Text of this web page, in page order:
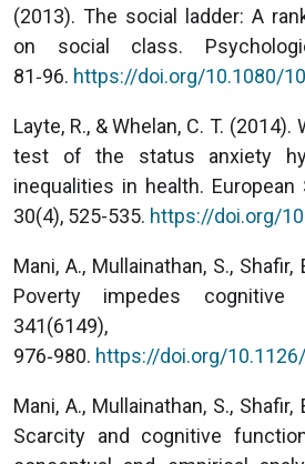
(2013). The social ladder: A
on social class.
81‑96. https://doi.org/10.1080/
Layte, R., & Whelan, C. T.
test of the status anxiety
inequalities in health. European
30(4), 525-535. https://doi.org/
Mani, A., Mullainathan, S., Shafir,
Poverty impedes cognitive
341(6149),
976‑980. https://doi.org/
Mani, A., Mullainathan, S., Shafir,
Scarcity and cognitive